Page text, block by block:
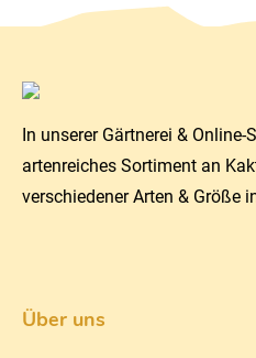
In unserer Gärtnerei &
artenreiches Sortiment an
verschiedener Arten & Größe
Über uns